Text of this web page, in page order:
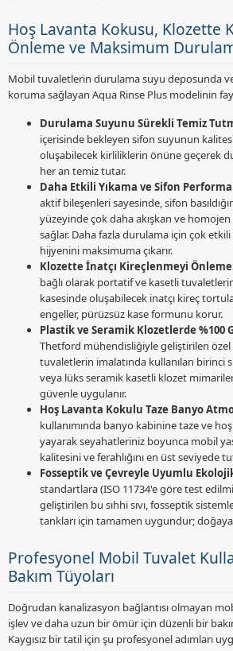
Hoş Lavanta Kokusu, Klozette
Önleme ve Maksimum
Mobil tuvaletlerin durulama suyu deposunda
koruma sağlayan Aqua Rinse Plus modelinin
Durulama Suyunu Sürekli Temiz
içerisinde bekleyen sifon suyunun
oluşabilecek kirliliklerin önüne geçerek
her an temiz tutar.
Daha Etkili Yıkama ve Sifon
aktif bileşenleri sayesinde, sifon
yüzeyinde çok daha akışkan ve homojen
sağlar. Daha fazla durulama için çok etkili
hijyenini maksimuma çıkarır.
Klozette İnatçı Kireçlenmeyi
bağlı olarak portatif ve kasetli
kasesinde oluşabilecek inatçı kireç
engeller, pürüzsüz kase formunu korur.
Plastik ve Seramik Klozetlerde %100
Thetford mühendisliğiyle geliştirilen
tuvaletlerin imalatında kullanılan birinci
veya lüks seramik kasetli klozet
güvenle uygulanır.
Hoş Lavanta Kokulu Taze Banyo
kullanımında banyo kabinine taze ve
yayarak seyahatleriniz boyunca mobil
kalitesini ve ferahlığını en üst seviyede
Fosseptik ve Çevreyle Uyumlu
standartlara (ISO 11734'e göre test
geliştirilen bu sıhhi sıvı, fosseptik
tankları için tamamen uygundur;
Profesyonel Mobil Tuvalet
Bakım Tüyoları
Doğrudan kanalizasyon bağlantısı olmayan
işlev ve daha uzun bir ömür için düzenli bir
Kaygısız bir tatil için şu profesyonel adımları